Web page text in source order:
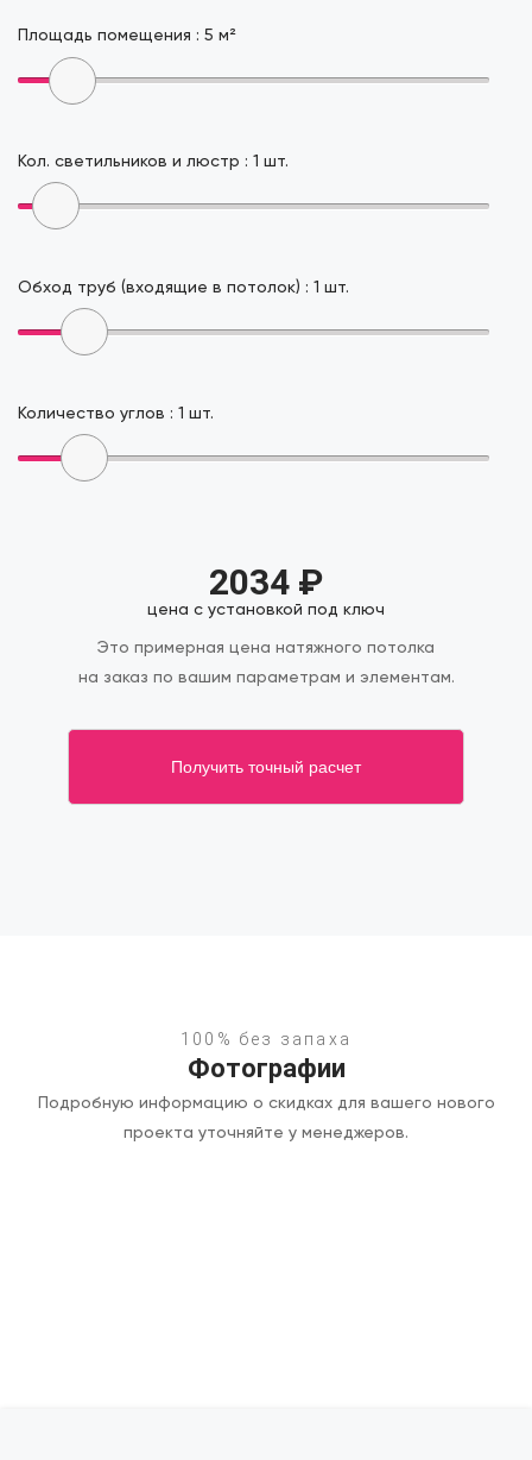
Площадь помещения : 5 м²
Кол. светильников и люстр : 1 шт.
Обход труб (входящие в потолок) : 1 шт.
Количество углов : 1 шт.
2034 ₽
цена с установкой под ключ
Это примерная цена натяжного потолка
на заказ по вашим параметрам и элементам.
Получить точный расчет
100% без запаха
Фотографии
Подробную информацию о скидках для вашего нового
проекта уточняйте у менеджеров.